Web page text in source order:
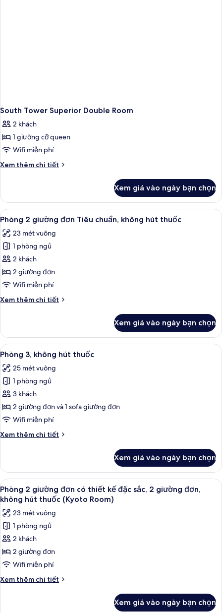
South Tower Superior Double Room
2 khách
1 giường cỡ queen
Wifi miễn phí
Xem thêm chi tiết
Chi
South
Tower
Superior
Double
Room
Xem giá vào ngày bạn chọn
Xem
tất
cả
ảnh
Phòng
2
giường
Tiêu
hút
thuốc
Chăn bông, két bảo mật tại phòng,
11
Phòng 2 giường đơn Tiêu chuẩn, không hút thuốc
23 mét vuông
1 phòng ngủ
2 khách
2 giường đơn
Wifi miễn phí
Xem thêm chi tiết
Chi
Phòng
giường
Tiêu
chuẩn,
không
hút
thuốc
Xem giá vào ngày bạn chọn
Xem
tất
cả
ảnh
Phòng
3,
không
thuốc
Phòng 3, không hút thuốc | Chăn
7
Phòng 3, không hút thuốc
25 mét vuông
1 phòng ngủ
3 khách
2 giường đơn và 1 sofa giường đơn
Wifi miễn phí
Xem thêm chi tiết
Chi
Phòng
3,
không
hút
thuốc
Xem giá vào ngày bạn chọn
Xem
tất
cả
ảnh
Phòng
2
giường
đơn
có
thiết
đặc
Phòng 2 giường đơn có thiết kế
12
Phòng 2 giường đơn có thiết kế đặc sắc, 2 giường đơn,
không hút thuốc (Kyoto Room)
23 mét vuông
1 phòng ngủ
2 khách
2 giường đơn
Wifi miễn phí
Xem thêm chi tiết
Chi
Xem giá vào ngày bạn chọn